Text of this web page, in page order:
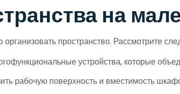
на
пространство. Рассмотрите
устройства, которые
рабочую поверхность и вместимость